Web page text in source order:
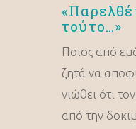
τούτο…»
Ποιος από
ζητά να
νιώθει ότι
από την